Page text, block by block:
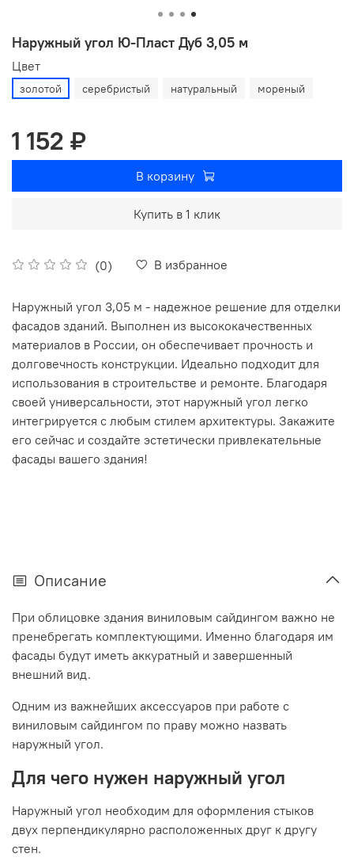
Наружный угол Ю-Пласт Дуб 3,05 м
(0) В избранное
Цвет
золотой серебристый натуральный мореный
1 152 ₽
В корзину
Купить в 1 клик
Наружный угол 3,05 м - надежное решение для отделки
фасадов зданий. Выполнен из высококачественных
материалов в России, он обеспечивает прочность и
долговечность конструкции. Идеально подходит для
использования в строительстве и ремонте. Благодаря
своей универсальности, этот наружный угол легко
интегрируется с любым стилем архитектуры. Закажите
его сейчас и создайте эстетически привлекательные
фасады вашего здания!
Описание
При облицовке здания виниловым сайдингом важно не
пренебрегать комплектующими. Именно благодаря им
фасады будут иметь аккуратный и завершенный
внешний вид.
Одним из важнейших аксессуаров при работе с
виниловым сайдингом по праву можно назвать
наружный угол.
Для чего нужен наружный угол
Наружный угол необходим для оформления стыков
двух перпендикулярно расположенных друг к другу
стен.